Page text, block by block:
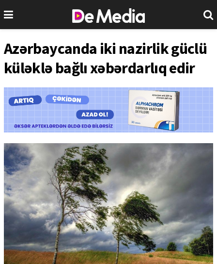
Azərbaycanda iki nazirlik güclü
küləklə bağlı xəbərdarlıq edir